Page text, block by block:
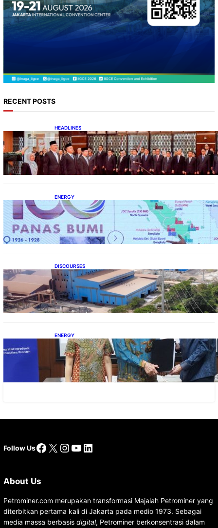
RECENT POSTS
HEADLINES
Lana Saria Dilantik Sebagai Kepala Badan
Geologi
ENERGY
Momentum 100 Tahun Panas Bumi untuk
Akselerasi Pertumbuhan
DISCOURSES
Manfaat Hilirisasi Belum Merata, Pemerintah
Perlu Kaji Ulang Skema DBH
ENERGY
Dukung Operasional, Lautan Luas Perkuat
Implementasi Solusi Energi Terbarukan
Follow UsFacebook
X Instagram
YouTube
LinkedIn
About Us
Petrominer.com merupakan transformasi Majalah Petrominer yang
diterbitkan pertama kali di Jakarta pada medio 1973. Sebagai
media massa berbasis digital, Petrominer berkonsentrasi dalam